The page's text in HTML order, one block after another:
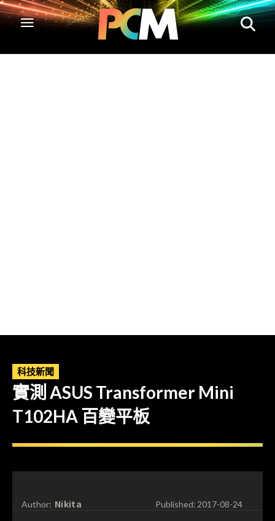
科技新聞
實測 ASUS Transformer Mini
T102HA 百變平板
Author: Nikita Published:2017-08-24